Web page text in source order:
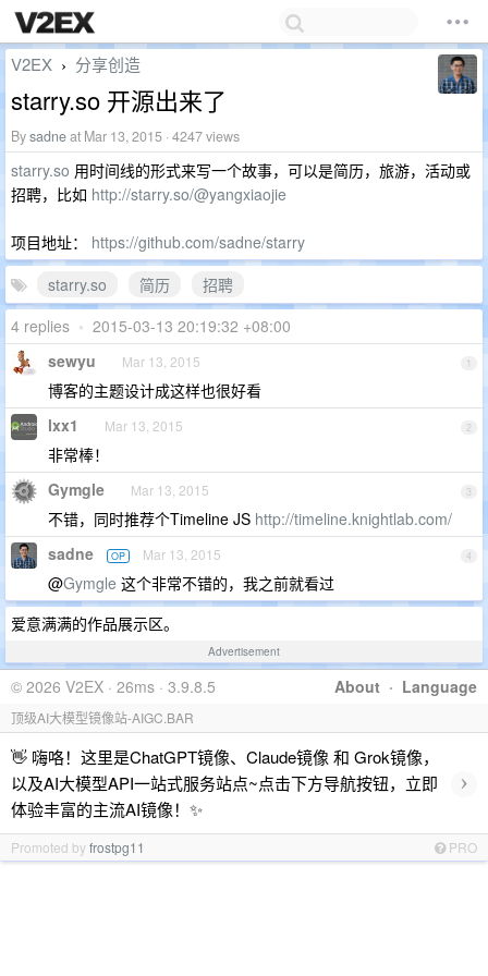
V2EX › 分享创造
starry.so 开源出来了
Bysadneat Mar 13, 2015 · 4247 views
starry.so 用时间线的形式来写一个故事，可以是简历，旅游，活动或
招聘，比如 http://starry.so/@yangxiaojie
项目地址： https://github.com/sadne/starry
starry.so
简历
招聘
4 replies • 2015-03-13 20:19:32 +08:00
1
sewyu Mar 13, 2015
博客的主题设计成这样也很好看
2
lxx1 Mar 13, 2015
非常棒！
3
Gymgle Mar 13, 2015
不错，同时推荐个Timeline JS http://timeline.knightlab.com/
4
sadne OP Mar 13, 2015
@Gymgle 这个非常不错的，我之前就看过
爱意满满的作品展示区。
Advertisement
About · Language
© 2026 V2EX · 26ms · 3.9.8.5
顶级AI大模型镜像站-AIGC.BAR
👋 嗨咯！这里是ChatGPT镜像、Claude镜像 和 Grok镜像，
以及AI大模型API一站式服务站点~点击下方导航按钮，立即
体验丰富的主流AI镜像！✨
›
Promoted byfrostpg11 PRO